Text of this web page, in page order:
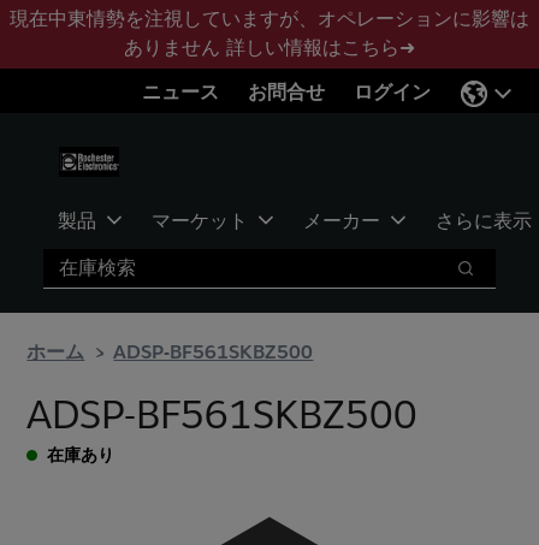
メ
ン
フ
タ
現在中東情勢を注視していますが、オペレーションに影響は
ありません 詳しい情報はこちら➜
ニュース
お問合せ ログイン
製品 マーケット メーカー さらに表示
検索
検索
ホーム ADSP-BF561SKBZ500
ADSP-BF561SKBZ500
在庫あり